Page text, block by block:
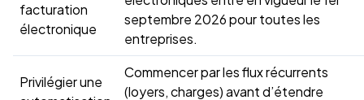
facturation
électronique
septembre 2026 pour toutes les
entreprises.
Privilégier une
Commencer par les flux récurrents
(loyers, charges) avant d’étendre